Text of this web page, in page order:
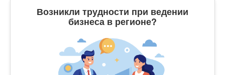
Возникли трудности при ведении
бизнеса в регионе?